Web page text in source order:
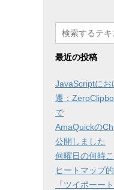
最近の投稿
JavaScriptに
遷：
で
AmaQuickの
公開しました
何曜日の何時
ヒートマップ
「ツイポーー